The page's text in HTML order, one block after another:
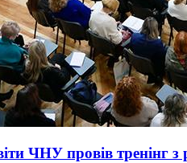
ЧНУ провів тренінг з